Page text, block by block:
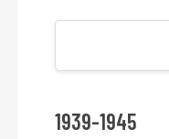
1939-1945